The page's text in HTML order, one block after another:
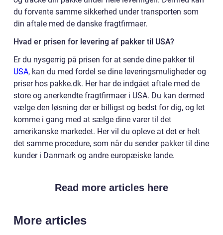
du forvente samme sikkerhed under transporten som
din aftale med de danske fragtfirmaer.
Hvad er prisen for levering af pakker til USA?
Er du nysgerrig på prisen for at sende dine pakker til
USA, kan du med fordel se dine leveringsmuligheder og
priser hos pakke.dk. Her har de indgået aftale med de
store og anerkendte fragtfirmaer i USA. Du kan dermed
vælge den løsning der er billigst og bedst for dig, og let
komme i gang med at sælge dine varer til det
amerikanske markedet. Her vil du opleve at det er helt
det samme procedure, som når du sender pakker til dine
kunder i Danmark og andre europæiske lande.
Read more articles here
More articles